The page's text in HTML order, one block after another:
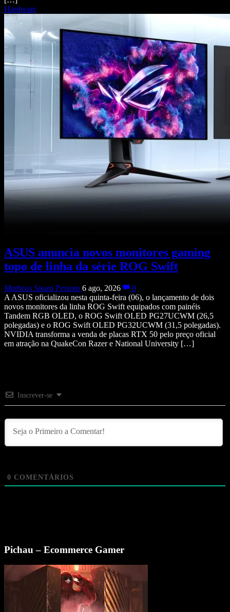
Hardware
ASUS anuncia novos monitores gaming
topo de linha da série ROG Swift
Matheus Souza Peixoto 6 ago, 2026
0
A ASUS oficializou nesta quinta-feira (06), o lançamento de dois
novos monitores da linha ROG Swift equipados com painéis
Tandem RGB OLED, o ROG Swift OLED PG27UCWM (26,5
polegadas) e o ROG Swift OLED PG32UCWM (31,5 polegadas).
NVIDIA transforma a venda de placas RTX 50 pelo preço oficial
em atração na QuakeCon Razer e National University […]
Inscrever-se
0 COMENTÁRIOS
Pichau – Ecommerce Gamer